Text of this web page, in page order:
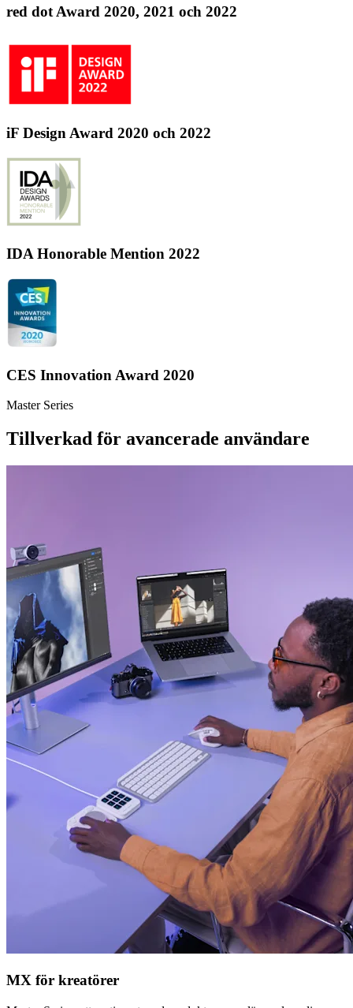
red dot Award 2020, 2021 och 2022
iF Design Award 2020 och 2022
IDA Honorable Mention 2022
CES Innovation Award 2020
Master Series
Tillverkad för avancerade användare
MX för kreatörer